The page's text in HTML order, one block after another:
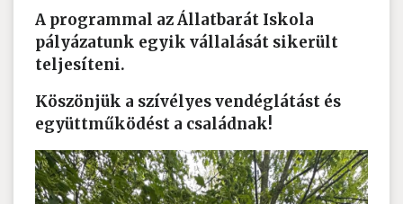
A programmal az Állatbarát Iskola
pályázatunk egyik vállalását sikerült
teljesíteni.
Köszönjük a szívélyes vendéglátást és
együttműködést a családnak!